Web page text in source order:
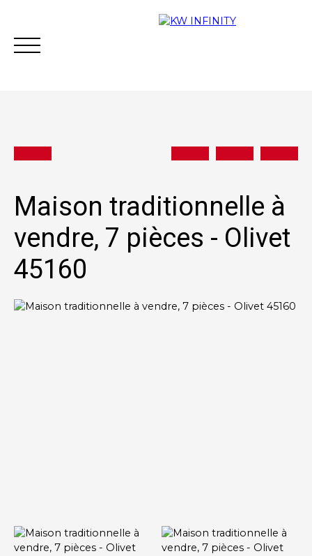
Acheter Vendre Estimer Vous financer
Contact
Maison traditionnelle à
vendre, 7 pièces - Olivet
45160